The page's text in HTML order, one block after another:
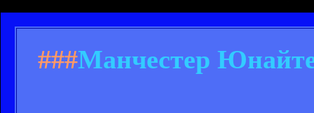
###Манчестер